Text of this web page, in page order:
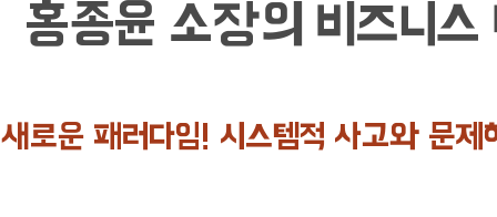
새로운 패러다임! 시스템적 사고와 문
홍종윤 소장의 비즈니